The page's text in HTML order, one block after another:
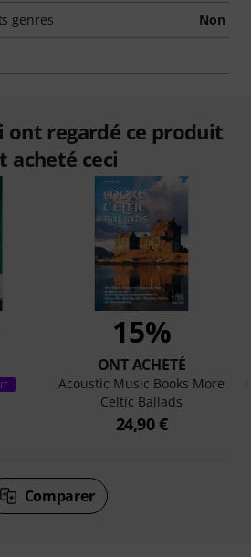
genres Non
ont regardé ce produit
acheté ceci
15%
ONT ACHETÉ
Acoustic Music Books More
Celtic Ballads
24,90 €
Comparer